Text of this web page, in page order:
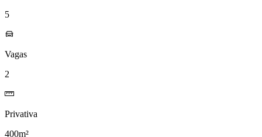
5
Vagas
2
Privativa
400m²